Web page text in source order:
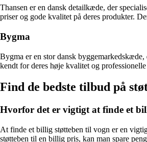
Thansen er en dansk detailkæde, der
priser og gode kvalitet på deres produkter.
Bygma
Bygma er en stor dansk
kendt for deres høje kvalitet og
Find de bedste tilbud på
Hvorfor det er vigtigt at finde et
At finde et billig støtteben til vogn er en
støtteben til en billig pris, kan man spare